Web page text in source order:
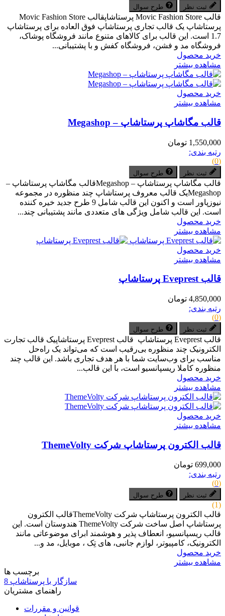
ثبت نظر طرح سوال
قالب Movic Fashion Store پرستاشاپقالب Movic Fashion Store
پرستاشاپ یک قالب تجاری پرستاشاپ فوق العاده برای پرستاشاپ
1.7 است. این قالب برای کالاهای متنوع مانند فروشگاه پوشاک،
فروشگاه مد و فشن، فروشگاه کفش و با پشتیبانی...
خرید محصول
مشاهده بیشتر
خرید محصول
مشاهده بیشتر
قالب مگاشاپ پرستاشاپ – Megashop
1,550,000 تومان
رتبه بندی:
(0)
ثبت نظر طرح سوال
قالب مگاشاپ پرستاشاپ – Megashopقالب مگاشاپ پرستاشاپ –
Megashopیک قالب معروف پرستاشاپ چند منظوره در مجموعه
نیوزپاور است و اکنون این قالب شامل 9 طرح جدید خیره کننده
است. این قالب شامل ویژگی های متعددی مانند پشتیبانی چند...
خرید محصول
مشاهده بیشتر
خرید محصول
مشاهده بیشتر
قالب Eveprest پرستاشاپ
4,850,000 تومان
رتبه بندی:
(0)
ثبت نظر طرح سوال
قالب Eveprest پرستاشاپ قالب Eveprest پرستاشاپیک قالب تجارت
الکترونیک چند منظوره بی‌رقیب است که می‌تواند یک راه‌حل
مناسب برای وب‌سایت شما با هر هدف تجاری باشد. این قالب چند
منظوره کاملا ریسپانسیو است، با این قالب...
خرید محصول
مشاهده بیشتر
خرید محصول
مشاهده بیشتر
قالب الکترون پرستاشاپ شرکت ThemeVolty
699,000 تومان
رتبه بندی:
(0)
ثبت نظر طرح سوال
(1)
قالب الکترون پرستاشاپ شرکت ThemeVoltyقالب الکترون
پرستاشاپ اصل ساخت شرکت ThemeVolty هندوستان است. این
قالب ریسپانسیو، انعطاف پذیر و هوشمند ابرای موضوعاتی مانند
الکترونیک، کامپیوتر، لوازم جانبی، های تِک ، موبایل، مد و...
خرید محصول
مشاهده بیشتر
برچسب ها
سازگار با پرستاشاپ 8
راهنمای مشتریان
قوانین و مقررات